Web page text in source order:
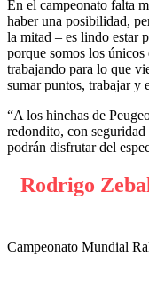
En el campeonato falta
haber una posibilidad,
la mitad – es lindo estar
porque somos los únicos
trabajando para lo que
sumar puntos, trabajar y
“A los hinchas de
redondito, con
podrán disfrutar del
Rodrigo
Campeonato Mundial